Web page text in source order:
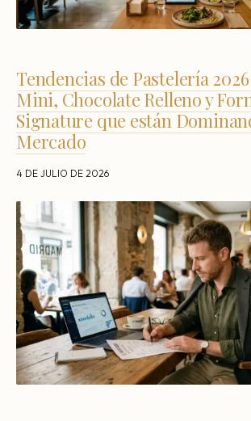
Tendencias de Pastelería
Mini, Chocolate Relleno y
Signature que están
Mercado
4 DE JULIO DE 2026